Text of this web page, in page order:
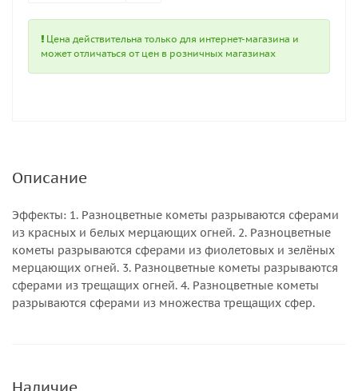
Цена действительна только для интернет-магазина и
может отличаться от цен в розничных магазинах
Описание
Эффекты: 1. Разноцветные кометы разрываются сферами
из красных и белых мерцающих огней. 2. Разноцветные
кометы разрываются сферами из фиолетовых и зелёных
мерцающих огней. 3. Разноцветные кометы разрываются
сферами из трещащих огней. 4. Разноцветные кометы
разрываются сферами из множества трещащих сфер.
Наличие